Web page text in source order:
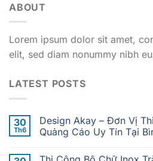
ABOUT
Lorem ipsum dolor sit amet,
elit, sed diam nonummy nibh
LATEST POSTS
30
Th6
Design Akay – Đơn Vị
Quảng Cáo Uy Tín Tại